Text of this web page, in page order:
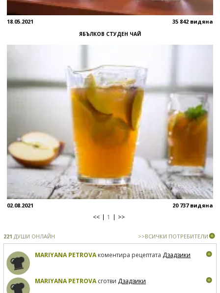
18.05.2021 35 842 видяна
ЯБЪЛКОВ СТУДЕН ЧАЙ
02.08.2021 20 737 видяна
<< 1 >>
221 ДУШИ ОНЛАЙН >>ВСИЧКИ ПОТРЕБИТЕЛИ
MARIYANA PETROVAкоментира рецептата Дзадзики
MARIYANA PETROVAсготви Дзадзики